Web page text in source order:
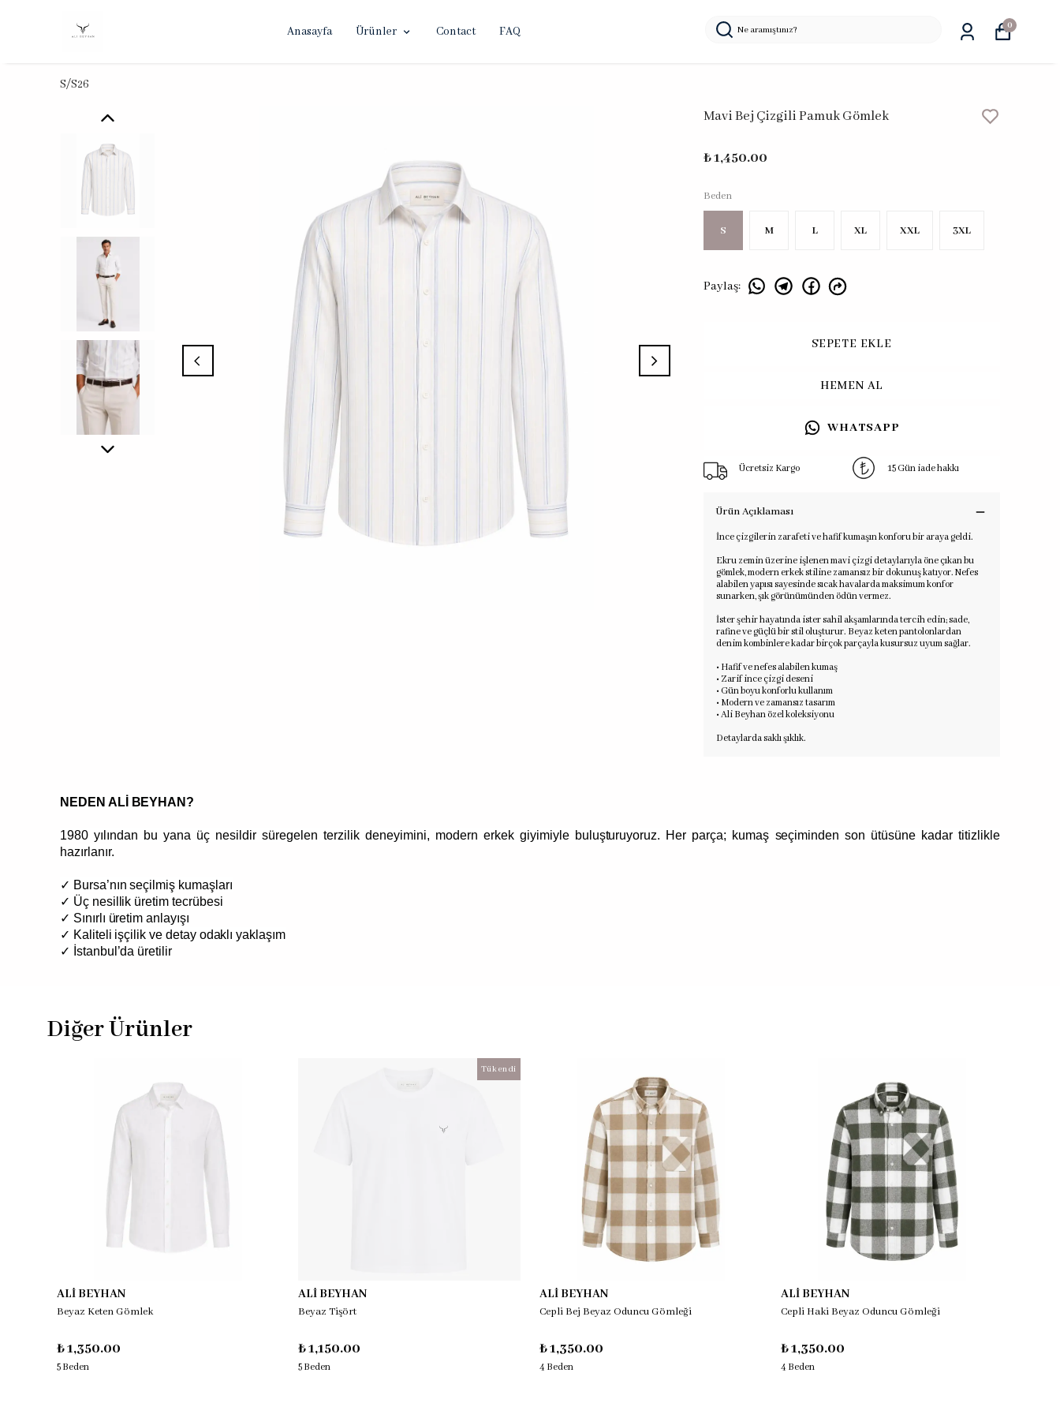
Anasayfa Ürünler Contact FAQ 0
S/S26
Mavi Bej Çizgili Pamuk Gömlek
₺ 1,450.00
Beden
S M L XL XXL 3XL
Paylaş:
SEPETE EKLE
HEMEN AL
WHATSAPP
Ücretsiz Kargo 15 Gün iade hakkı
Ürün Açıklaması
İnce çizgilerin zarafeti ve hafif kumaşın konforu bir araya geldi.
Ekru zemin üzerine işlenen mavi çizgi detaylarıyla öne çıkan bu
gömlek, modern erkek stiline zamansız bir dokunuş katıyor. Nefes
alabilen yapısı sayesinde sıcak havalarda maksimum konfor
sunarken, şık görünümünden ödün vermez.
İster şehir hayatında ister sahil akşamlarında tercih edin; sade,
rafine ve güçlü bir stil oluşturur. Beyaz keten pantolonlardan
denim kombinlere kadar birçok parçayla kusursuz uyum sağlar.
• Hafif ve nefes alabilen kumaş
• Zarif ince çizgi deseni
• Gün boyu konforlu kullanım
• Modern ve zamansız tasarım
• Ali Beyhan özel koleksiyonu
Detaylarda saklı şıklık.
NEDEN ALİ BEYHAN?
1980 yılından bu yana üç nesildir süregelen terzilik deneyimini, modern erkek giyimiyle buluşturuyoruz. Her parça; kumaş seçiminden son ütüsüne kadar titizlikle
hazırlanır.
✓ Bursa’nın seçilmiş kumaşları
✓ Üç nesillik üretim tecrübesi
✓ Sınırlı üretim anlayışı
✓ Kaliteli işçilik ve detay odaklı yaklaşım
✓ İstanbul’da üretilir
Diğer Ürünler
ALİ BEYHAN
Beyaz Keten Gömlek
₺ 1,350.00
5 Beden
Tükendi
ALİ BEYHAN
Beyaz Tişört
₺ 1,150.00
5 Beden
ALİ BEYHAN
Cepli Bej Beyaz Oduncu Gömleği
₺ 1,350.00
4 Beden
ALİ BEYHAN
Cepli Haki Beyaz Oduncu Gömleği
₺ 1,350.00
4 Beden